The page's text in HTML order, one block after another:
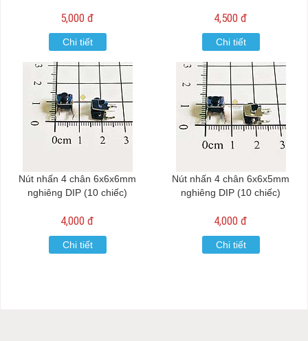
5,000 đ
Chi tiết
4,500 đ
Chi tiết
Nút nhấn 4 chân 6x6x6mm
nghiêng DIP (10 chiếc)
4,000 đ
Chi tiết
Nút nhấn 4 chân 6x6x5mm
nghiêng DIP (10 chiếc)
4,000 đ
Chi tiết